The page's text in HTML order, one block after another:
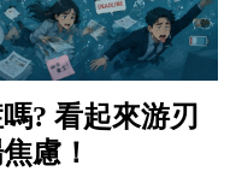
? 看起來游刃
慮！